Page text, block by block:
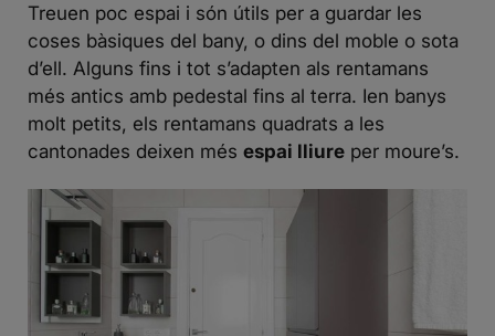
Treuen poc espai i són útils per a guardar les
coses bàsiques del bany, o dins del moble o sota
d’ell. Alguns fins i tot s’adapten als rentamans
més antics amb pedestal fins al terra. Ien banys
molt petits, els rentamans quadrats a les
cantonades deixen més espai lliure per moure’s.